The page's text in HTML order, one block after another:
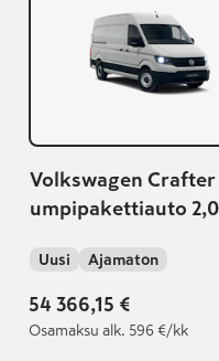
Volkswagen Crafter
umpipakettiauto 2,0
Uusi Ajamaton
54 366,15 €
Osamaksu alk. 596 €/kk